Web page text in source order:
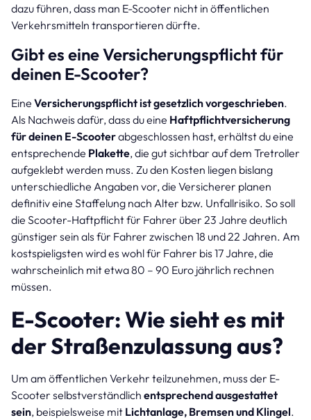
dazu führen, dass man E-Scooter nicht in öffentlichen
Verkehrsmitteln transportieren dürfte.
Gibt es eine Versicherungspflicht für
deinen E-Scooter?
Eine Versicherungspflicht ist gesetzlich vorgeschrieben.
Als Nachweis dafür, dass du eine Haftpflichtversicherung
für deinen E-Scooterabgeschlossen hast, erhältst du eine
entsprechende Plakette, die gut sichtbar auf dem Tretroller
aufgeklebt werden muss. Zu den Kosten liegen bislang
unterschiedliche Angaben vor, die Versicherer planen
definitiv eine Staffelung nach Alter bzw. Unfallrisiko. So soll
die Scooter-Haftpflicht für Fahrer über 23 Jahre deutlich
günstiger sein als für Fahrer zwischen 18 und 22 Jahren. Am
kostspieligsten wird es wohl für Fahrer bis 17 Jahre, die
wahrscheinlich mit etwa 80 – 90 Euro jährlich rechnen
müssen.
E-Scooter: Wie sieht es mit
der Straßenzulassung aus?
Um am öffentlichen Verkehr teilzunehmen, muss der E-
Scooter selbstverständlich entsprechend ausgestattet
sein, beispielsweise mit Lichtanlage, Bremsen und Klingel.